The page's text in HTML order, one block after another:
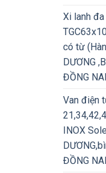
Xi lanh
có từ
DƯƠNG
ĐỒNG NAI
Van điện
INOX
ĐỒNG NAI